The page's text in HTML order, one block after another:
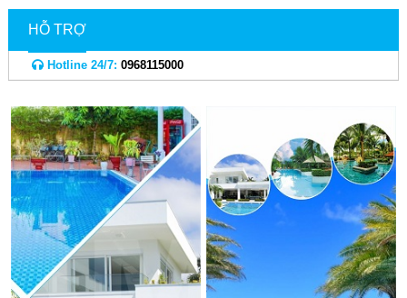
HỖ TRỢ
Hotline 24/7: 0968115000